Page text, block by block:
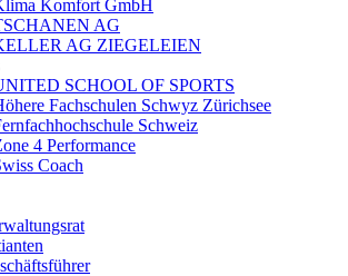
Komfort GmbH
AG
AG ZIEGELEIEN
SCHOOL OF SPORTS
Fachschulen Schwyz Zürichsee
Schweiz
4 Performance
Coach